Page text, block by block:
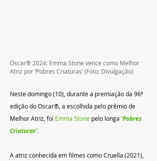
Oscar® 2024: Emma Stone vence como Melhor
Atriz por ‘Pobres Criaturas’ (Foto: Divulgação)
Neste domingo (10), durante a premiação da 96ª
edição do Oscar®, a escolhida pelo prêmio de
Melhor Atriz, foi Emma Stone pelo longa ‘Pobres
Criaturas’.
A atriz conhecida em filmes como Cruella (2021),